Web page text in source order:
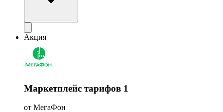
Акция
Маркетплейс тарифов 1
от МегаФон